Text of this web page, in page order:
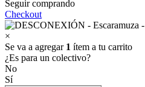
Seguir comprando
Checkout
×
Se va a agregar 1 ítem a tu carrito
¿Es para un colectivo?
No
Sí